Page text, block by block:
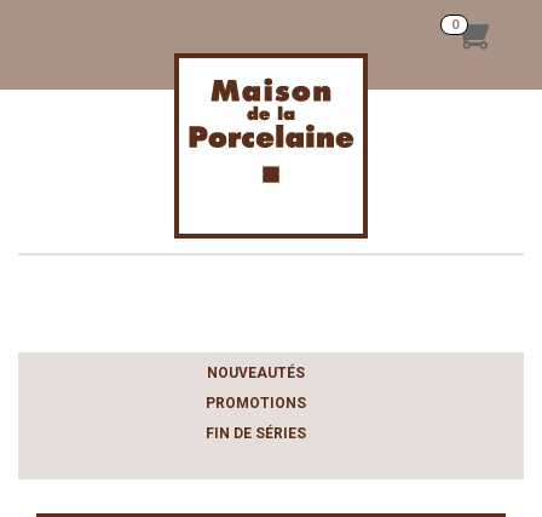
NOUVEAUTÉS
PROMOTIONS
FIN DE SÉRIES